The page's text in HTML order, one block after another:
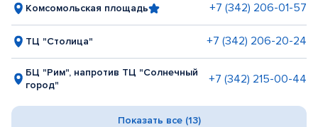
Комсомольская площадь +7 (342) 206-01-57
ТЦ "Столица" +7 (342) 206-20-24
БЦ "Рим", напротив ТЦ "Солнечный
город"
+7 (342) 215-00-44
Показать все (13)